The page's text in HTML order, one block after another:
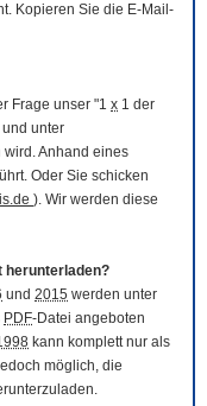
Kopieren Sie die E-Mail-
Frage unser "1 x 1 der
unter
Anhand eines
Oder Sie schicken
). Wir werden diese
herunterladen?
und 2015 werden unter
PDF-Datei angeboten
kann komplett nur als
möglich, die